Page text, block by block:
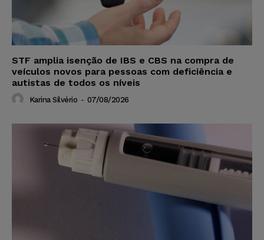
STF amplia isenção de IBS e CBS na compra de
veículos novos para pessoas com deficiência e
autistas de todos os níveis
Karina Silvério - 07/08/2026